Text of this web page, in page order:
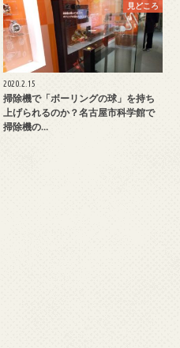
見どころ
2020.2.15
掃除機で「ボーリングの球」を持ち
上げられるのか？名古屋市科学館で
掃除機の…